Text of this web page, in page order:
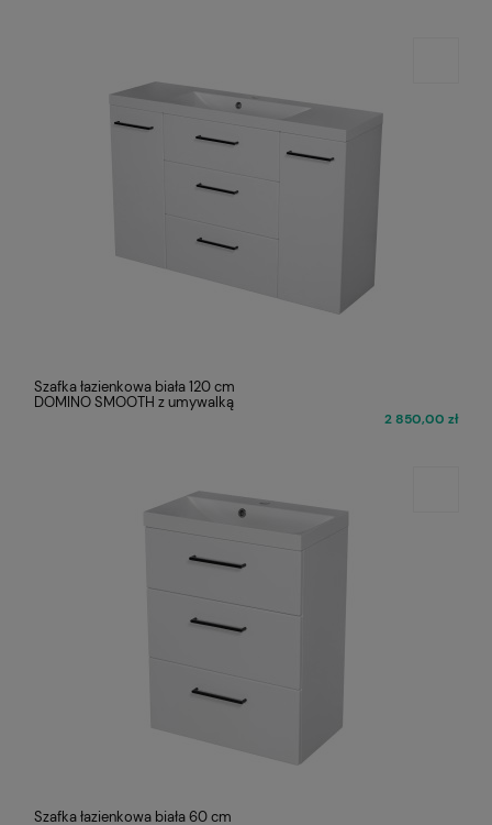
Szafka łazienkowa biała 120 cm
DOMINO SMOOTH z umywalką
2 850,00 zł
Szafka łazienkowa biała 60 cm